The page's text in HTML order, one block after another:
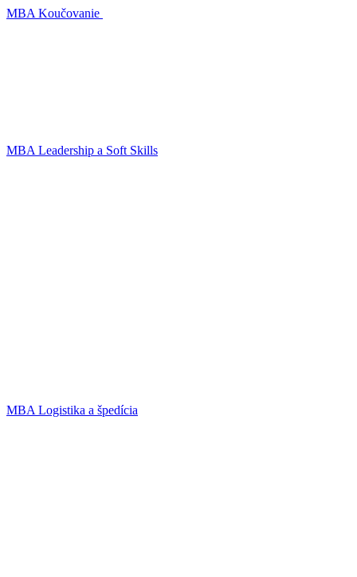
MBA Koučovanie
MBA Leadership a Soft Skills
MBA Logistika a špedícia